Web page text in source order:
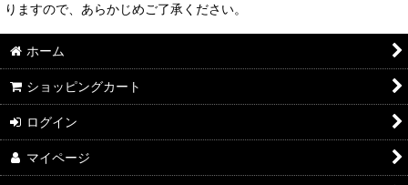
りますので、あらかじめご了承ください。
ホーム
ショッピングカート
ログイン
マイページ